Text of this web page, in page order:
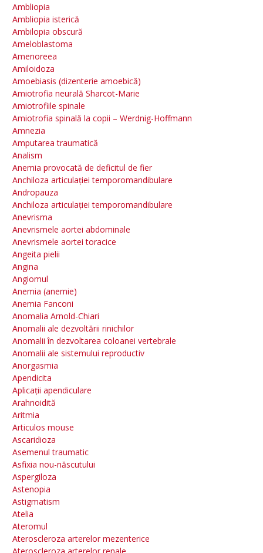
Ambliopia
Ambliopia isterică
Ambilopia obscură
Ameloblastoma
Amenoreea
Amiloidoza
Amoebiasis (dizenterie amoebică)
Amiotrofia neurală Sharcot-Marie
Amiotrofiile spinale
Amiotrofia spinală la copii – Werdnig-Hoffmann
Amnezia
Amputarea traumatică
Analism
Anemia provocată de deficitul de fier
Anchiloza articulației temporomandibulare
Andropauza
Anchiloza articulației temporomandibulare
Anevrisma
Anevrismele aortei abdominale
Anevrismele aortei toracice
Angeita pielii
Angina
Angiomul
Anemia (anemie)
Anemia Fanconi
Anomalia Arnold-Chiari
Anomalii ale dezvoltării rinichilor
Anomalii în dezvoltarea coloanei vertebrale
Anomalii ale sistemului reproductiv
Anorgasmia
Apendicita
Aplicații apendiculare
Arahnoidită
Aritmia
Articulos mouse
Ascaridioza
Asemenul traumatic
Asfixia nou-născutului
Aspergiloza
Astenopia
Astigmatism
Atelia
Ateromul
Ateroscleroza arterelor mezenterice
Ateroscleroza arterelor renale